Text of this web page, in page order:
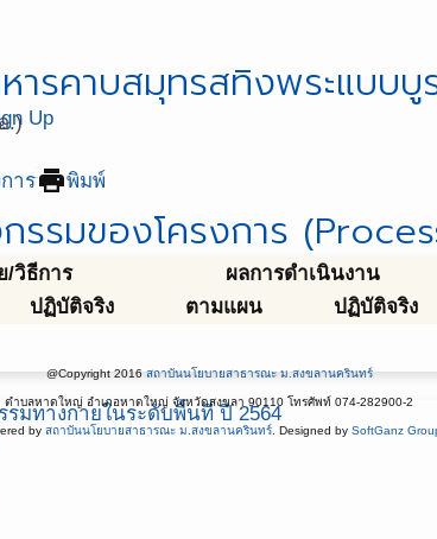
Up
รมทางกายในระดับพื้นที่ ปี 2564
รคาบสมุทรสทิงพระแบบบู
.)
ารprintพิมพ์
รรมของโครงการ
/วิธีการ ผลการดำเนินงาน
ปฏิบัติจริง ตามแผน ปฏิบัติจริง
@Copyright 2016สถาบันนโยบายสาธารณะ ม.สงขลานครินทร์
ตำบลหาดใหญ่ อำเภอหาดใหญ่ จังหวัดสงขลา 90110 โทรศัพท์ 074-282900-2
by สถาบันนโยบายสาธารณะ ม.สงขลานครินทร์ . Designed by SoftGanz